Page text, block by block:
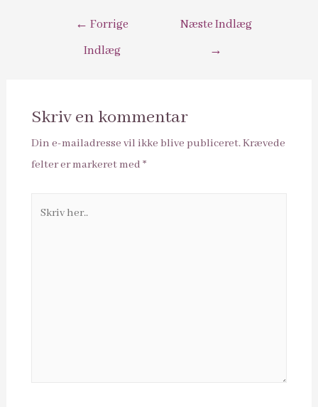
Indlægsnavigation
← Forrige
Indlæg
Næste Indlæg
→
Skriv en kommentar
Din e-mailadresse vil ikke blive publiceret.Krævede
felter er markeret med *